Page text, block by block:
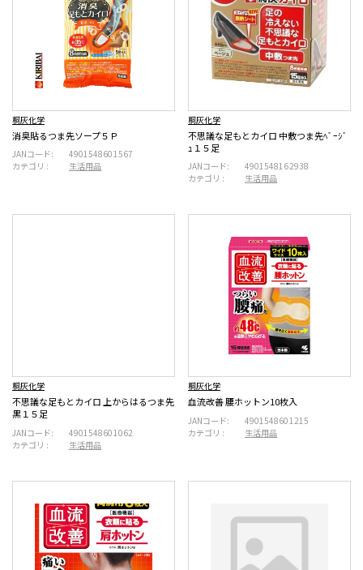
桐灰化学
消臭貼るつま先ソープ５Ｐ
JANコード:
4901548601567
カテゴリ :
生活用品
桐灰化学
不思議な足もとカイロ 中敷つま先ﾍﾞｰｼﾞ
ｭ１５足
JANコード:
4901548162938
カテゴリ :
生活用品
桐灰化学
不思議な足もとカイロ 上からはるつま先
黒１５足
JANコード:
4901548601062
カテゴリ :
生活用品
桐灰化学
血流改善 腰ホットン10枚入
JANコード:
4901548601215
カテゴリ :
生活用品